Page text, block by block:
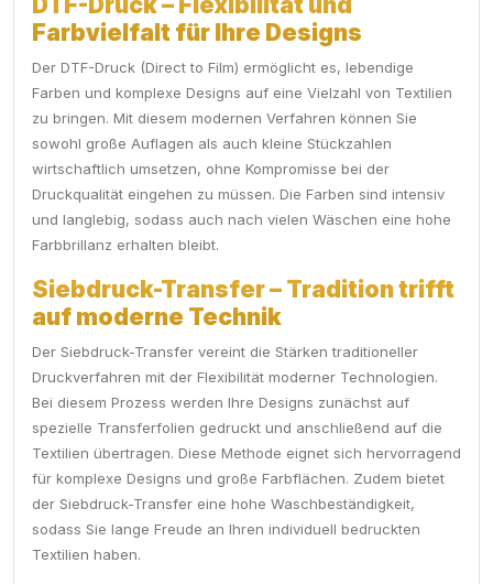
Farbvielfalt für Ihre Designs
Der DTF-Druck (Direct to Film) ermöglicht es, lebendige
Farben und komplexe Designs auf eine Vielzahl von Textilien
zu bringen. Mit diesem modernen Verfahren können Sie
sowohl große Auflagen als auch kleine Stückzahlen
wirtschaftlich umsetzen, ohne Kompromisse bei der
Druckqualität eingehen zu müssen. Die Farben sind intensiv
und langlebig, sodass auch nach vielen Wäschen eine hohe
Farbbrillanz erhalten bleibt.
Siebdruck-Transfer – Tradition trifft
auf moderne Technik
Der Siebdruck-Transfer vereint die Stärken traditioneller
Druckverfahren mit der Flexibilität moderner Technologien.
Bei diesem Prozess werden Ihre Designs zunächst auf
spezielle Transferfolien gedruckt und anschließend auf die
Textilien übertragen. Diese Methode eignet sich hervorragend
für komplexe Designs und große Farbflächen. Zudem bietet
der Siebdruck-Transfer eine hohe Waschbeständigkeit,
sodass Sie lange Freude an Ihren individuell bedruckten
Textilien haben.